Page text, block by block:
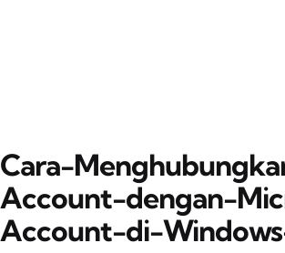
Cara-
Account-dengan-
Account-di-